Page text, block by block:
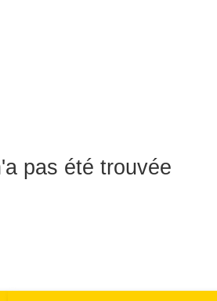
pas été trouvée